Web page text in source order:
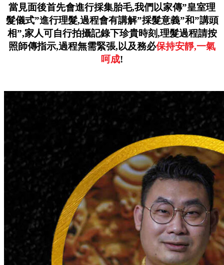
當見面後首先會進行採集胎毛,我們以家傳”皇室理
髮儀式”進行理髮,過程會有講解”採髮意義”和”講頭
相”,家人可自行拍攝記錄下珍貴時刻,理髮過程請按
照師傳指示,過程無需緊張, 以及務必保持安靜,一氣
呵成!